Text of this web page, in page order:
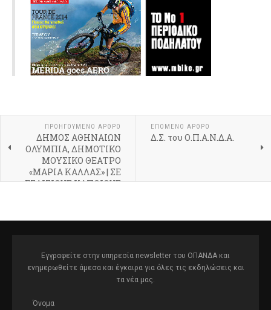
ΠΡΟΗΓΟΎΜΕΝΟ ΆΡΘΡΟ
ΔΗΜΟΣ ΑΘΗΝΑΙΩΝ
ΟΛΥΜΠΙΑ, ΔΗΜΟΤΙΚΟ
ΜΟΥΣΙΚΟ ΘΕΑΤΡΟ
«ΜΑΡΙΑ ΚΑΛΛΑΣ» | ΣΕ
ΕΞΑΙΣΙΟΥΣ ΚΑΠΟΙΟΥΣ
της Αρμενίας
ΕΠΌΜΕΝΟ ΆΡΘΡΟ
Δ.Σ. του Ο.Π.Α.Ν.Δ.Α.
Εγγραφείτε στην υπηρεσία newsletter του ΟΠΑΝΔΑ και
ενημερωθείτε άμεσα και έγκαιρα για όλες τις εκδηλώσεις και
τα νέα μας.